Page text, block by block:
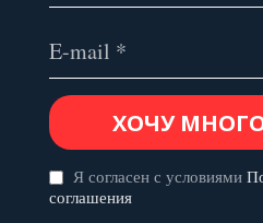
Я согласен с условиями
соглашения